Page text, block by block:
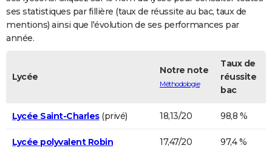
FORUM
Bricolage
Lifestyle
Culture
Sport
Auto
Television
Voyage
Cinema
ses statistiques par fillière (taux de réussite au bac, taux de
mentions) ainsi que l'évolution de ses performances par
année.
Lycée
Notre note
Méthodologie
Taux de
réussite
bac
Lycée Saint-Charles(privé) 18,13/20 98,8 %
Lycée polyvalent Robin
17,47/20 97,4 %